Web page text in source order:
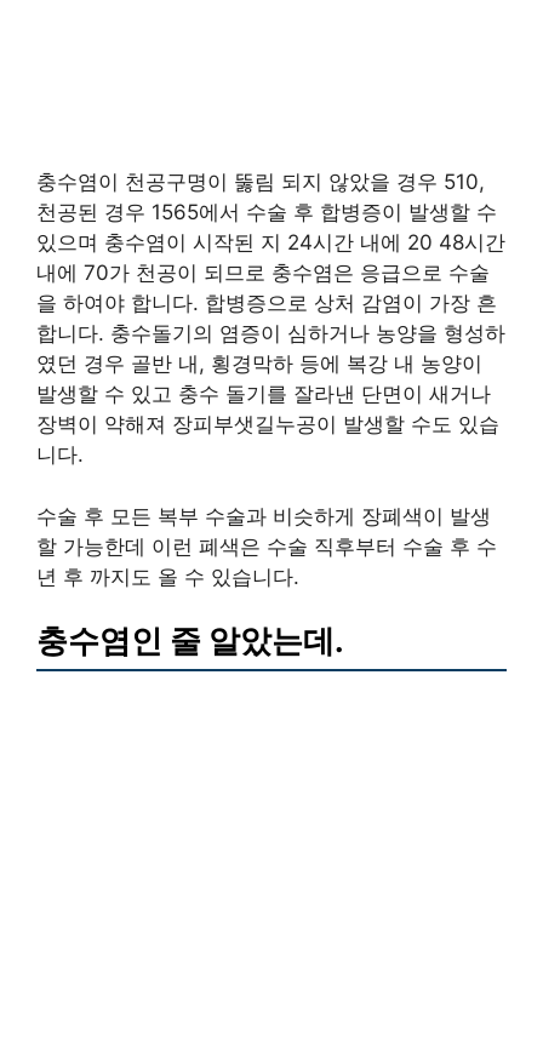
충수염이 천공구명이 뚫림 되지 않았을 경우 510,
천공된 경우 1565에서 수술 후 합병증이 발생할 수
있으며 충수염이 시작된 지 24시간 내에 20 48시간
내에 70가 천공이 되므로 충수염은 응급으로 수술
을 하여야 합니다. 합병증으로 상처 감염이 가장 흔
합니다. 충수돌기의 염증이 심하거나 농양을 형성하
였던 경우 골반 내, 횡경막하 등에 복강 내 농양이
발생할 수 있고 충수 돌기를 잘라낸 단면이 새거나
장벽이 약해져 장피부샛길누공이 발생할 수도 있습
니다.
수술 후 모든 복부 수술과 비슷하게 장폐색이 발생
할 가능한데 이런 폐색은 수술 직후부터 수술 후 수
년 후 까지도 올 수 있습니다.
충수염인 줄 알았는데.